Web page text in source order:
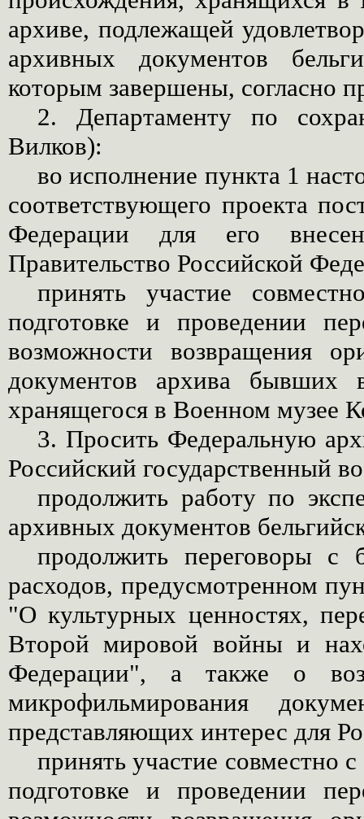
архиве, подлежащей
архивных документов
которым завершены, согласно
2. Департаменту по
Вилков):
во исполнение пункта 1
соответствующего проекта
Федерации для его
Правительство Российской
принять участие
подготовке и проведении
возможности возвращения
документов архива бывших
хранящегося в Военном музее
3. Просить Федеральную
Российский государственный
продолжить работу по
архивных документов
продолжить переговоры с
расходов, предусмотренном
"О культурных ценностях,
Второй мировой войны и
Федерации", а также о
микрофильмирования
представляющих интерес для
принять участие
подготовке и проведении